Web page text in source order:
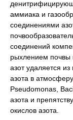
аммиака и
соединениями
соединений
рыхлением почвы
азот удаляется
азота в
Pseudomonas,
азота и
окислов азота.